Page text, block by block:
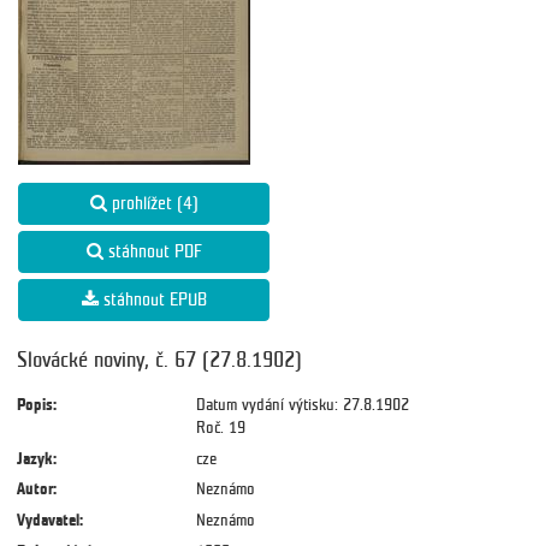
prohlížet (4)
stáhnout PDF
stáhnout EPUB
Slovácké noviny, č. 67 (27.8.1902)
Popis:
Datum vydání výtisku: 27.8.1902
Roč. 19
Jazyk:
cze
Autor:
Neznámo
Vydavatel:
Neznámo